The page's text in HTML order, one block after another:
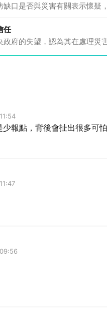
口是否與災害有關表示懷疑
任
府的失望，認為其在處理災
報點，背後會扯出很多可怕